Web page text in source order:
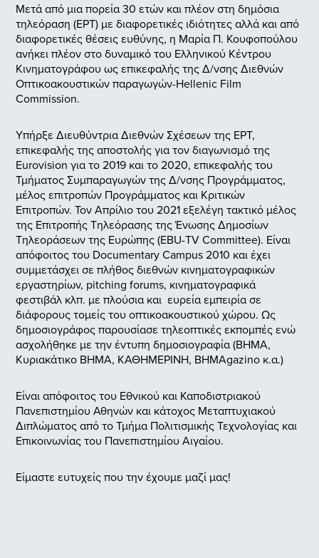
Μετά από μια πορεία 30 ετών και πλέον στη δημόσια
τηλεόραση (ΕΡΤ) με διαφορετικές ιδιότητες αλλά και από
διαφορετικές θέσεις ευθύνης, η Μαρία Π. Κουφοπούλου
ανήκει πλέον στο δυναμικό του Ελληνικού Κέντρου
Κινηματογράφου ως επικεφαλής της Δ/νσης Διεθνών
Οπτικοακουστικών παραγωγών-Hellenic Film
Commission.
Υπήρξε Διευθύντρια Διεθνών Σχέσεων της ΕΡΤ,
επικεφαλής της αποστολής για τον διαγωνισμό της
Eurovision για το 2019 και το 2020, επικεφαλής του
Τμήματος Συμπαραγωγών της Δ/νσης Προγράμματος,
μέλος επιτροπών Προγράμματος και Κριτικών
Επιτροπών. Τον Απρίλιο του 2021 εξελέγη τακτικό μέλος
της Επιτροπής Τηλεόρασης της Ένωσης Δημοσίων
Τηλεοράσεων της Ευρώπης (EBU-TV Committee). Είναι
απόφοιτος του Documentary Campus 2010 και έχει
συμμετάσχει σε πλήθος διεθνών κινηματογραφικών
εργαστηρίων, pitching forums, κινηματογραφικά
φεστιβάλ κλπ. με πλούσια και ευρεία εμπειρία σε
διάφορους τομείς του οπτικοακουστικού χώρου. Ως
δημοσιογράφος παρουσίασε τηλεοπτικές εκπομπές ενώ
ασχολήθηκε με την έντυπη δημοσιογραφία (ΒΗΜΑ,
Κυριακάτικο ΒΗΜΑ, ΚΑΘΗΜΕΡΙΝΗ, ΒΗΜΑgazino κ.α.)
Είναι απόφοιτος του Εθνικού και Καποδιστριακού
Πανεπιστημίου Αθηνών και κάτοχος Μεταπτυχιακού
Διπλώματος από το Τμήμα Πολιτισμικής Τεχνολογίας και
Επικοινωνίας του Πανεπιστημίου Αιγαίου.
Είμαστε ευτυχείς που την έχουμε μαζί μας!